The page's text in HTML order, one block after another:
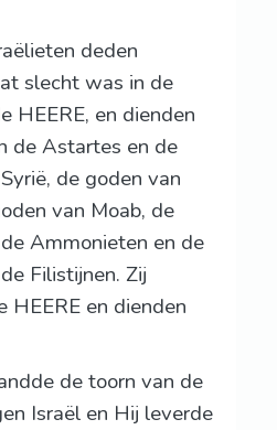
deden
slecht was in de
HEERE, en dienden
de Astartes en de
de goden van
van Moab, de
Ammonieten en de
Filistijnen. Zij
HEERE en dienden
de toorn van de
Israël en Hij leverde